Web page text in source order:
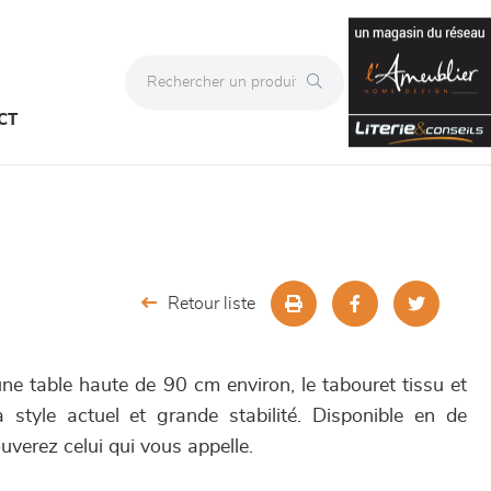
Retour liste
table haute de 90 cm environ, le tabouret tissu et
style actuel et grande stabilité. Disponible en de
celui qui vous appelle.